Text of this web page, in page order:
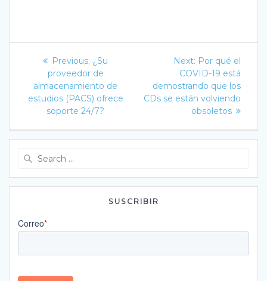
Navegación
entradas
Previous: Previous
post:
¿Su
proveedor de
almacenamiento de
estudios (PACS) ofrece
soporte 24/7?
Next: Next
post:
Por qué el
COVID-19 está
demostrando que los
CDs se están volviendo
obsoletos
SUSCRIBIR